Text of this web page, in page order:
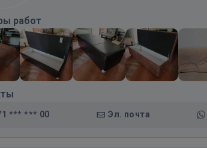
работ
*** *** 00 Эл. почта